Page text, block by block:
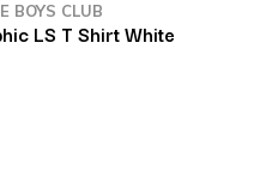
BOYS CLUB
LS T Shirt White